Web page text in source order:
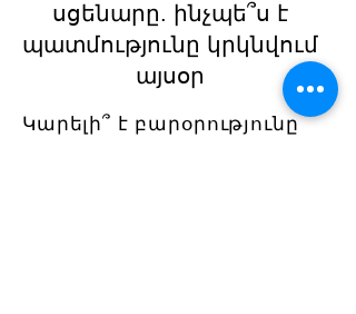
սցենարը. ինչպե՞ս է
պատմությունը կրկնվում
այսօր
Կարելի՞ է բարօրությունը